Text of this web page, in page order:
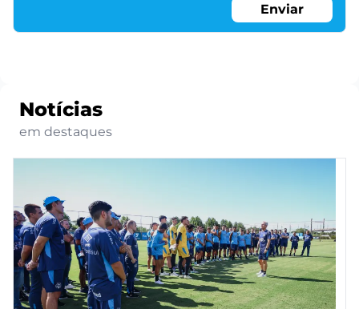
Enviar
Notícias
em destaques